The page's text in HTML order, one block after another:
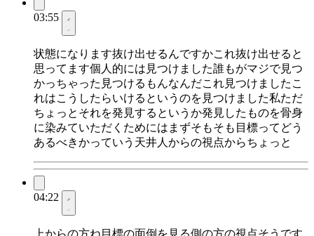
03:55
状態になります抜け出せるんですかこれ抜け出せると
思ってます個人的には見つけました誰もがマジで見つ
かっちゃった見つけるもんなんだこれ見つけましたこ
れはこうしたらいけるというのを見つけました私ただ
ちょっとそれを発見するというか発見したものを骨身
に染みていただくためにはまずそもそも目標ってどう
あるべきかっていう天井人からの視点からちょっと
04:22